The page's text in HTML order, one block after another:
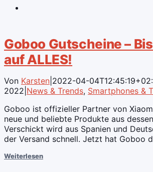
Goboo Gutscheine –
auf ALLES!
Von Karsten 2022-04-
2022 News & Trends, Smartphones &
Goboo ist offizieller Partner von
neue und beliebte Produkte aus
Verschickt wird aus Spanien und
der Versand schnell. Jetzt hat Goboo
Weiterlesen